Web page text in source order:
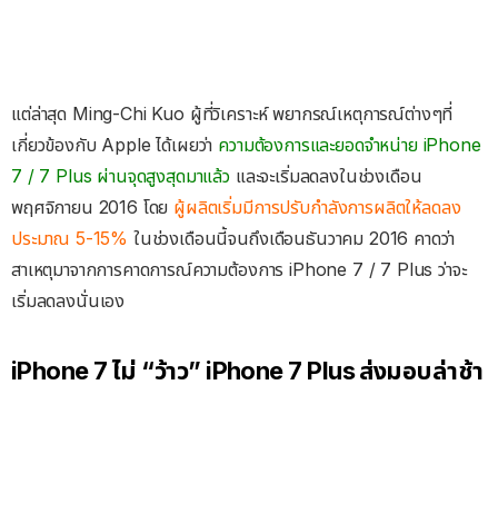
แต่ล่าสุด Ming-Chi Kuo ผู้ที่วิเคราะห์ พยากรณ์เหตุการณ์ต่างๆที่
เกี่ยวข้องกับ Apple ได้เผยว่า ความต้องการและยอดจำหน่าย iPhone
7 / 7 Plus ผ่านจุดสูงสุดมาแล้ว และจะเริ่มลดลงในช่วงเดือน
พฤศจิกายน 2016 โดย ผู้ผลิตเริ่มมีการปรับกำลังการผลิตให้ลดลง
ประมาณ 5-15% ในช่วงเดือนนี้จนถึงเดือนธันวาคม 2016 คาดว่า
สาเหตุมาจากการคาดการณ์ความต้องการ iPhone 7 / 7 Plus ว่าจะ
เริ่มลดลงนั่นเอง
iPhone 7 ไม่ “ว้าว” iPhone 7 Plus ส่งมอบล่าช้า